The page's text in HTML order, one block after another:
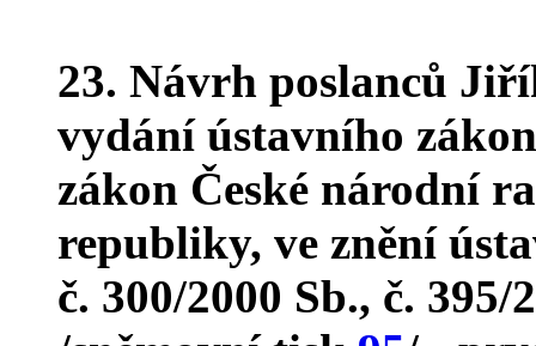
23. Návrh poslanců
vydání ústavního
zákon České národní
republiky, ve znění
č. 300/2000 Sb., č. 395/